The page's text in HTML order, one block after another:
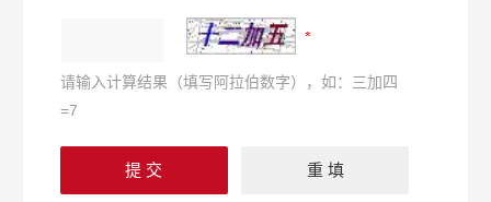
请输入计算结果（填写阿拉伯数字），如：三加四
=7